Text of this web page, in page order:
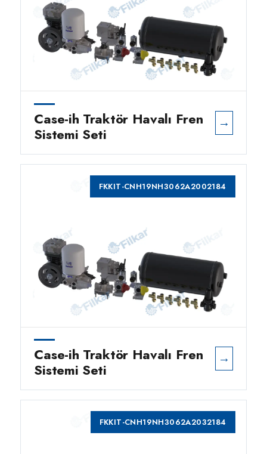
Case-ih Traktör Havalı Fren
Sistemi Seti
→
FKKIT-CNH19NH3062A2002184
Case-ih Traktör Havalı Fren
Sistemi Seti
→
FKKIT-CNH19NH3062A2032184